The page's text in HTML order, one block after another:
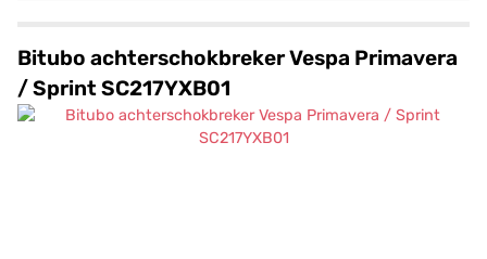
Bitubo achterschokbreker Vespa Primavera
/ Sprint SC217YXB01